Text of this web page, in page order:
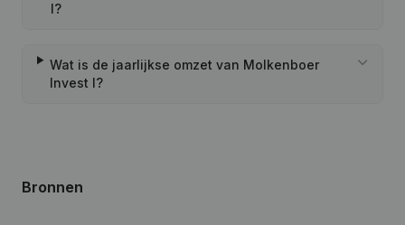
I?
Wat is de jaarlijkse omzet van Molkenboer
Invest I?
Bronnen